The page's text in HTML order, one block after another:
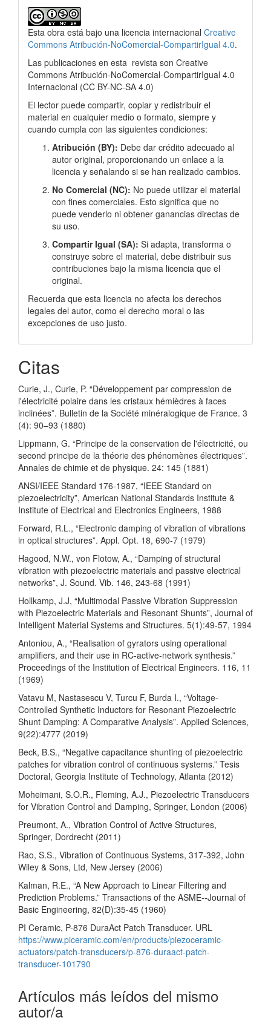
Esta obra está bajo una licencia internacional Creative
Commons Atribución-NoComercial-CompartirIgual 4.0.
Las publicaciones en esta revista son Creative
Commons Atribución-NoComercial-CompartirIgual 4.0
Internacional (CC BY-NC-SA 4.0)
El lector puede compartir, copiar y redistribuir el
material en cualquier medio o formato, siempre y
cuando cumpla con las siguientes condiciones:
Atribución (BY): Debe dar crédito adecuado al
autor original, proporcionando un enlace a la
licencia y señalando si se han realizado cambios.
No Comercial (NC): No puede utilizar el material
con fines comerciales. Esto significa que no
puede venderlo ni obtener ganancias directas de
su uso.
Compartir Igual (SA): Si adapta, transforma o
construye sobre el material, debe distribuir sus
contribuciones bajo la misma licencia que el
original.
Recuerda que esta licencia no afecta los derechos
legales del autor, como el derecho moral o las
excepciones de uso justo.
Citas
Curie, J., Curie, P. “Développement par compression de
l'électricité polaire dans les cristaux hémièdres à faces
inclinées”. Bulletin de la Société minéralogique de France. 3
(4): 90–93 (1880)
Lippmann, G. “Principe de la conservation de l'électricité, ou
second principe de la théorie des phénomènes électriques”.
Annales de chimie et de physique. 24: 145 (1881)
ANSI/IEEE Standard 176-1987, “IEEE Standard on
piezoelectricity”, American National Standards Institute &
Institute of Electrical and Electronics Engineers, 1988
Forward, R.L., “Electronic damping of vibration of vibrations
in optical structures”. Appl. Opt. 18, 690-7 (1979)
Hagood, N.W., von Flotow, A., “Damping of structural
vibration with piezoelectric materials and passive electrical
networks”, J. Sound. Vib. 146, 243-68 (1991)
Hollkamp, J.J, “Multimodal Passive Vibration Suppression
with Piezoelectric Materials and Resonant Shunts”, Journal of
Intelligent Material Systems and Structures. 5(1):49-57, 1994
Antoniou, A., “Realisation of gyrators using operational
amplifiers, and their use in RC-active-network synthesis.”
Proceedings of the Institution of Electrical Engineers. 116, 11
(1969)
Vatavu M, Nastasescu V, Turcu F, Burda I., “Voltage-
Controlled Synthetic Inductors for Resonant Piezoelectric
Shunt Damping: A Comparative Analysis”. Applied Sciences,
9(22):4777 (2019)
Beck, B.S., “Negative capacitance shunting of piezoelectric
patches for vibration control of continuous systems.” Tesis
Doctoral, Georgia Institute of Technology, Atlanta (2012)
Moheimani, S.O.R., Fleming, A.J., Piezoelectric Transducers
for Vibration Control and Damping, Springer, London (2006)
Preumont, A., Vibration Control of Active Structures,
Springer, Dordrecht (2011)
Rao, S.S., Vibration of Continuous Systems, 317-392, John
Wiley & Sons, Ltd, New Jersey (2006)
Kalman, R.E., “A New Approach to Linear Filtering and
Prediction Problems.” Transactions of the ASME--Journal of
Basic Engineering, 82(D):35-45 (1960)
PI Ceramic, P-876 DuraAct Patch Transducer. URL
https://www.piceramic.com/en/products/piezoceramic-
actuators/patch-transducers/p-876-duraact-patch-
transducer-101790
Artículos más leídos del mismo
autor/a